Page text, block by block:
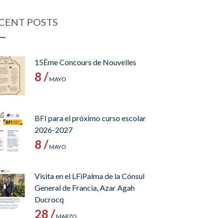
POSTS
15Ème Concours de Nouvelles
8 /MAYO
BFI para el próximo curso escolar
2026-2027
8 /MAYO
Visita en el LFiPalma de la Cónsul
General de Francia, Azar Agah
Ducrocq
28 /MARZO